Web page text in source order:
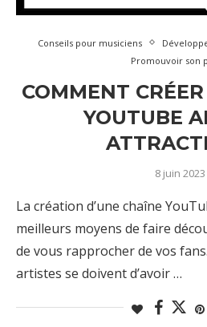
Conseils pour musiciens
Promouvoir son
COMMENT
YOUTUBE
8 juin 2023
La création d’une chaîne
meilleurs moyens de faire
de vous rapprocher de vos
artistes se doivent d’avoir …